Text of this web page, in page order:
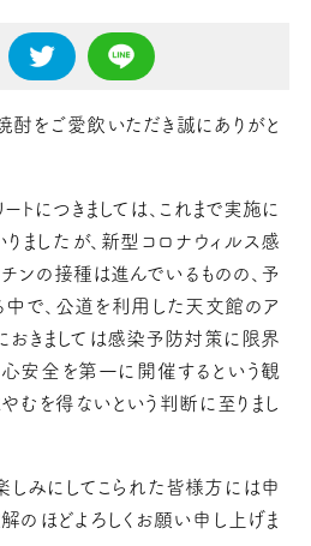
をご愛飲いただき誠にありがと
トにつきましては、これまで実施に
ましたが、新型コロナウィルス感
チンの接種は進んでいるものの、予
で、公道を利用した天文館のア
おきましては感染予防対策に限界
心安全を第一に開催するという観
むを得ないという判断に至りまし
しみにしてこられた皆様方には申
解のほどよろしくお願い申し上げま